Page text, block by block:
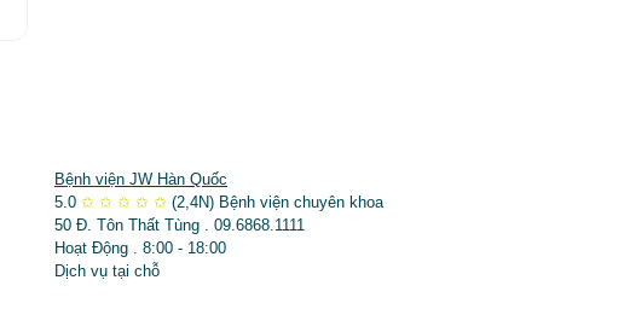
Bệnh viện JW Hàn Quốc
5.0 ✩ ✩ ✩ ✩ ✩ (2,4N) Bệnh viện chuyên khoa
50 Đ. Tôn Thất Tùng . 09.6868.1111
Hoạt Động . 8:00 - 18:00
Dịch vụ tại chỗ